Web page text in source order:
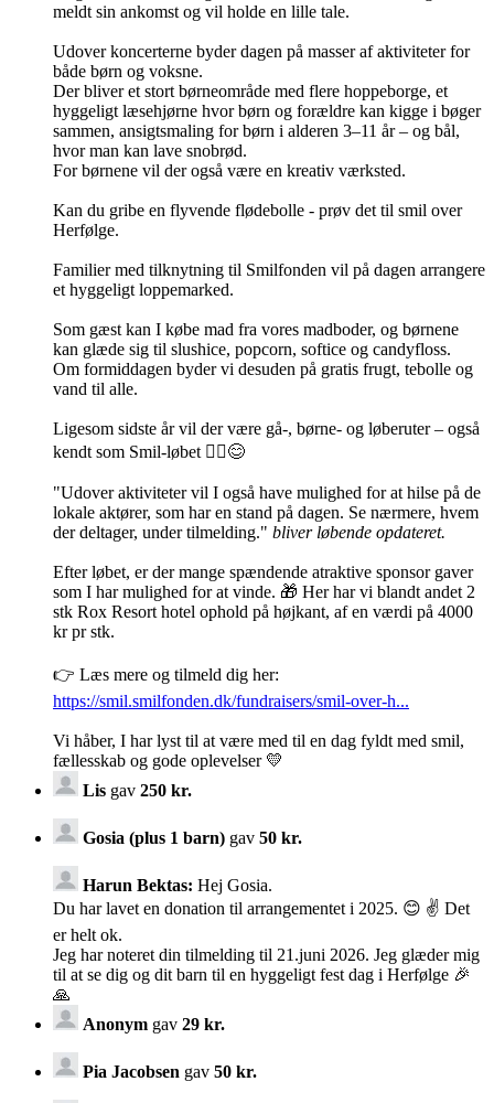
meldt sin ankomst og vil holde en lille tale.
Udover koncerterne byder dagen på masser af aktiviteter for
både børn og voksne.
Der bliver et stort børneområde med flere hoppeborge, et
hyggeligt læsehjørne hvor børn og forældre kan kigge i bøger
sammen, ansigtsmaling for børn i alderen 3–11 år – og bål,
hvor man kan lave snobrød.
For børnene vil der også være en kreativ værksted.
Kan du gribe en flyvende flødebolle - prøv det til smil over
Herfølge.
Familier med tilknytning til Smilfonden vil på dagen arrangere
et hyggeligt loppemarked.
Som gæst kan I købe mad fra vores madboder, og børnene
kan glæde sig til slushice, popcorn, softice og candyfloss.
Om formiddagen byder vi desuden på gratis frugt, tebolle og
vand til alle.
Ligesom sidste år vil der være gå-, børne- og løberuter – også
kendt som Smil-løbet 🏃‍♀️😊
"Udover aktiviteter vil I også have mulighed for at hilse på de
lokale aktører, som har en stand på dagen. Se nærmere, hvem
der deltager, under tilmelding." bliver løbende opdateret.
Efter løbet, er der mange spændende atraktive sponsor gaver
som I har mulighed for at vinde. 🎁 Her har vi blandt andet 2
stk Rox Resort hotel ophold på højkant, af en værdi på 4000
kr pr stk.
👉 Læs mere og tilmeld dig her:
https://smil.smilfonden.dk/fundraisers/smil-over-h...
Vi håber, I har lyst til at være med til en dag fyldt med smil,
fællesskab og gode oplevelser 💛
Lis gav 250 kr.
Gosia (plus 1 barn) gav 50 kr.
Harun Bektas: Hej Gosia.
Du har lavet en donation til arrangementet i 2025. 😊 ✌️ Det
er helt ok.
Jeg har noteret din tilmelding til 21.juni 2026. Jeg glæder mig
til at se dig og dit barn til en hyggeligt fest dag i Herfølge 🎉
🙏
Anonym gav 29 kr.
Pia Jacobsen gav 50 kr.